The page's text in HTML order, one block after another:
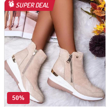
SUPER DEAL
50%